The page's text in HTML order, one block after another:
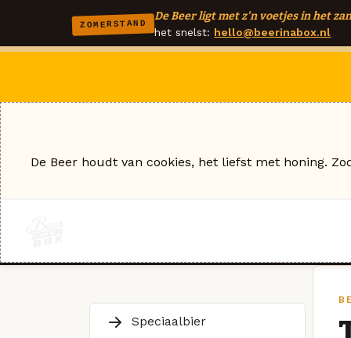
ZOMERSTAND
De Beer ligt met z'n voetjes in het
het snelst: hello@beerinabox.nl
Speciaalbier
De Beer houdt van cookies, het liefst met honing.